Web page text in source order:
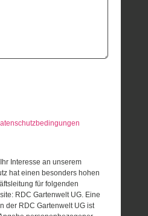
Interesse an unserem
hat einen besonders hohen
für folgenden
RDC Gartenwelt UG. Eine
der RDC Gartenwelt UG ist